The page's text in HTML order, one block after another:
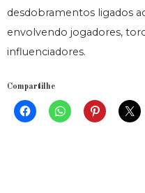
desdobramentos ligados
envolvendo jogadores,
influenciadores.
Compartilhe